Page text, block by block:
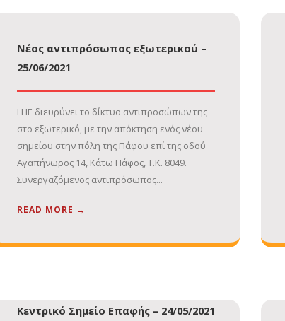
Νέος αντιπρόσωπος εξωτερικού –
25/06/2021
Η ΙΕ διευρύνει το δίκτυο αντιπροσώπων της
στο εξωτερικό, με την απόκτηση ενός νέου
σημείου στην πόλη της Πάφου επί της οδού
Αγαπήνωρος 14, Κάτω Πάφος, Τ.Κ. 8049.
Συνεργαζόμενος αντιπρόσωπος...
READ MORE →
Κεντρικό Σημείο Επαφής – 24/05/2021